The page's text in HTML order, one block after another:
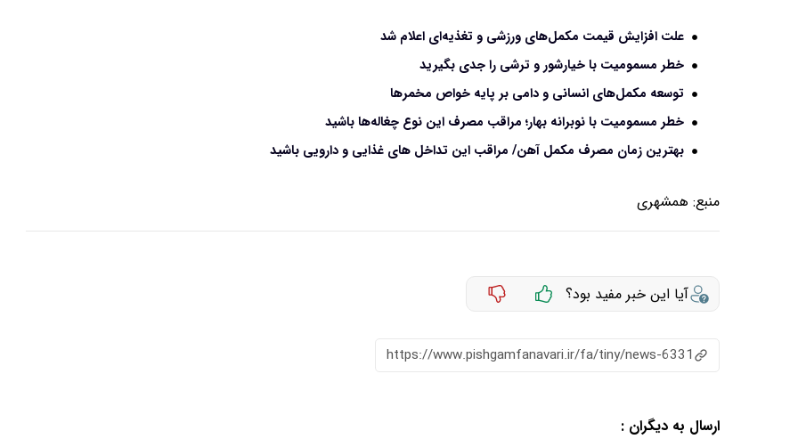
علت افزایش قیمت مکمل‌های ورزشی و تغذیه‌ای اعلام شد
خطر مسمومیت با خیارشور و ترشی را جدی بگیرید
توسعه مکمل‌های انسانی و دامی بر پایه خواص مخمرها
خطر مسمومیت با نوبرانه‌ بهار؛ مراقب مصرف این نوع چغاله‌ها باشید
بهترین زمان مصرف مکمل آهن/ مراقب این تداخل های غذایی و دارویی باشید
منبع: همشهری
آیا این خبر مفید بود؟
https://www.pishgamfanavari.ir/fa/tiny/news-6331
ارسال به دیگران :